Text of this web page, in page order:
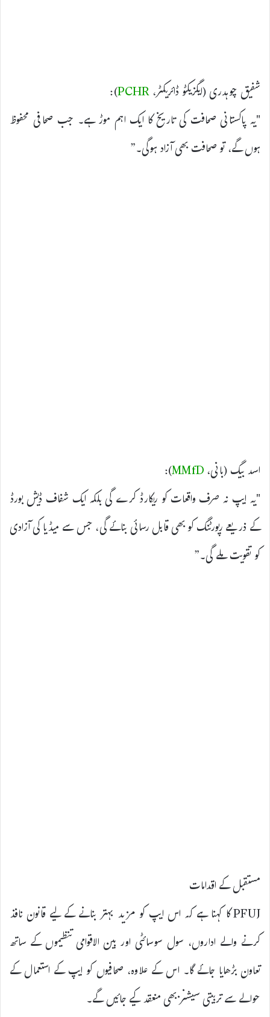
شفیق چوہدری (ایگزیکٹو ڈائریکٹر،PCHR
):
"یہ پاکستانی صحافت کی تاریخ کا ایک اہم موڑ ہے۔ جب صحافی محفوظ
ہوں گے، تو صحافت بھی آزاد ہوگی۔”
اسد بیگ (بانی،MMfD
):
"یہ ایپ نہ صرف واقعات کو ریکارڈ کرے گی بلکہ ایک شفاف ڈیش بورڈ
کے ذریعے رپورٹنگ کو بھی قابل رسائی بنائے گی، جس سے میڈیا کی آزادی
کو تقویت ملے گی۔”
مستقبل کے اقدامات
PFUJ کا کہنا ہے کہ اس ایپ کو مزید بہتر بنانے کے لیے قانون نافذ
کرنے والے اداروں، سول سوسائٹی اور بین الاقوامی تنظیموں کے ساتھ
تعاون بڑھایا جائے گا۔ اس کے علاوہ، صحافیوں کو ایپ کے استعمال کے
حوالے سے تربیتی سیشنز بھی منعقد کیے جائیں گے۔